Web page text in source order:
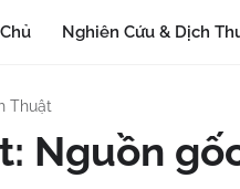
Nghiên Cứu & Dịch
Thuật
Nguồn